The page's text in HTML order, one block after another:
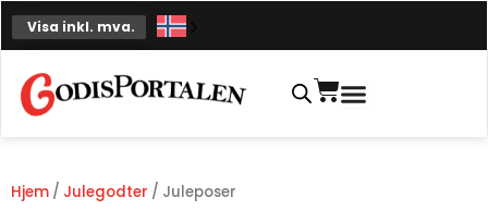
Hopp
til
Visa inkl. mva.
Handlekurv
Hjem / Julegodter / Juleposer